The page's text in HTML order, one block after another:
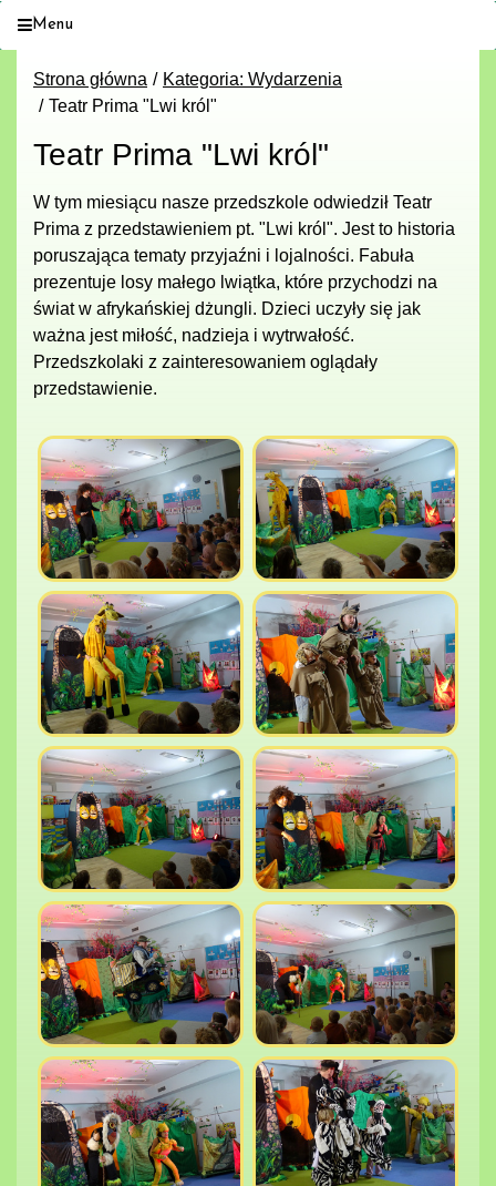
Menu
Strona główna
Kategoria: Wydarzenia
Teatr Prima "Lwi król"
Teatr Prima "Lwi król"
W tym miesiącu nasze przedszkole odwiedził Teatr
Prima z przedstawieniem pt. "Lwi król". Jest to historia
poruszająca tematy przyjaźni i lojalności. Fabuła
prezentuje losy małego lwiątka, które przychodzi na
świat w afrykańskiej dżungli. Dzieci uczyły się jak
ważna jest miłość, nadzieja i wytrwałość.
Przedszkolaki z zainteresowaniem oglądały
przedstawienie.